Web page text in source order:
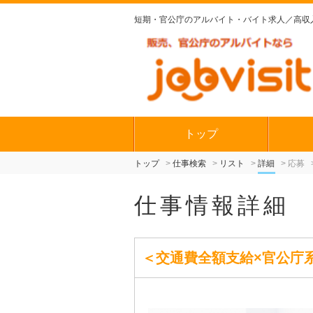
短期・官公庁のアルバイト・バイト求人／高
トップ
トップ 仕事検索 リスト 詳細 応募
仕事情報詳細
＜交通費全額支給×官公庁